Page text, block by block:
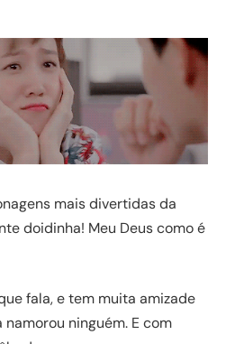
mais divertidas da
doidinha! Meu Deus como é
fala, e tem muita amizade
ninguém. E com